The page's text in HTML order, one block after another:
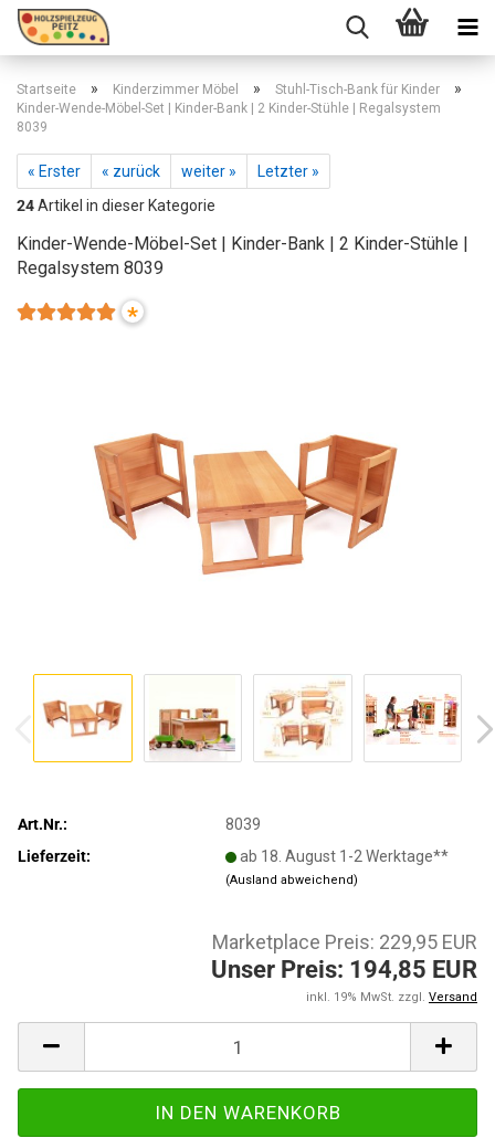
Startseite » Kinderzimmer Möbel » Stuhl-Tisch-Bank für Kinder »
Kinder-Wende-Möbel-Set | Kinder-Bank | 2 Kinder-Stühle | Regalsystem
8039
« Erster « zurück weiter »
Letzter »
24Artikel in dieser Kategorie
Kinder-Wende-Möbel-Set | Kinder-Bank | 2 Kinder-Stühle |
Regalsystem 8039
*
Art.Nr.:
8039
Lieferzeit:
ab 18. August 1-2 Werktage**
(Ausland abweichend)
Marketplace Preis: 229,95 EUR
Unser Preis: 194,85 EUR
inkl. 19% MwSt. zzgl. Versand